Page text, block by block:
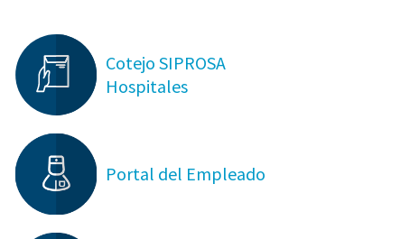
Cotejo SIPROSA
Hospitales
Portal del Empleado